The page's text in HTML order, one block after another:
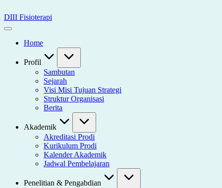
to
content
DIII Fisioterapi
Universitas
HusadaHome
Profil
Sambutan
Sejarah
Visi Misi Tujuan Strategi
Struktur Organisasi
Berita
Akademik
Akreditasi Prodi
Kurikulum Prodi
Kalender Akademik
Jadwal Pembelajaran
Penelitian & Pengabdian